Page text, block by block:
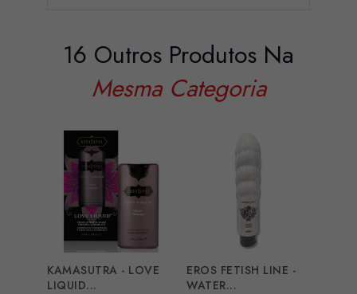
16 Outros Produtos Na
Mesma Categoria
KAMASUTRA - LOVE
LIQUID...
EROS FETISH LINE -
WATER...